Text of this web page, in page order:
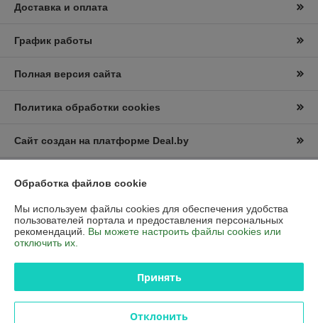
Доставка и оплата
График работы
Полная версия сайта
Политика обработки cookies
Сайт создан на платформе Deal.by
Информация для покупателя
Юридическое лицо:Частное торговое унитарное предприятие
«АЛ-2Д»
223411Рб,Минская область ,г.Несвиж, ул. Кутузова 15.
комитет
Обработка файлов cookie
Мы используем файлы cookies для обеспечения удобства
пользователей портала и предоставления персональных
рекомендаций. Вы можете настроить файлы cookies или
отключить их.
Принять
Отклонить